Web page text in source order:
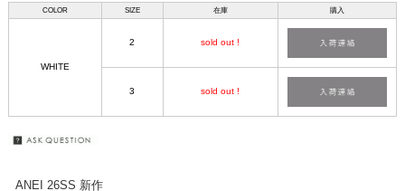
COLOR SIZE 在庫 購入
WHITE
2 sold out !
3 sold out !
ANEI 26SS 新作